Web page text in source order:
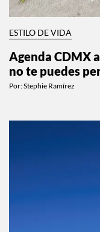
ESTILO DE VIDA
Agenda CDMX
no te puedes
Por:Stephie Ramírez